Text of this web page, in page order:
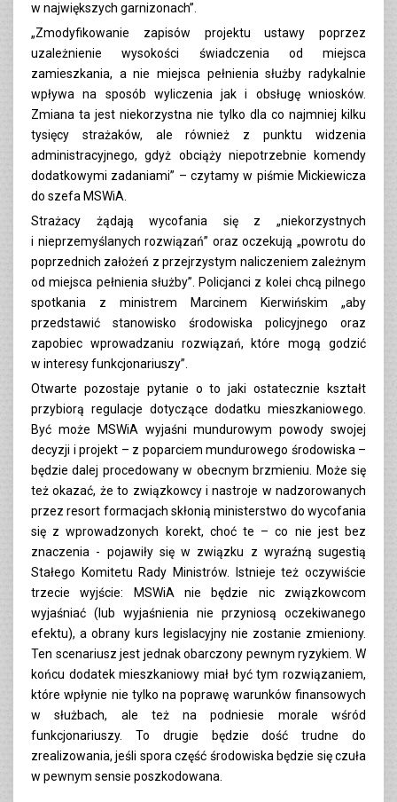
w największych garnizonach”.
„Zmodyfikowanie zapisów projektu ustawy poprzez
uzależnienie wysokości świadczenia od miejsca
zamieszkania, a nie miejsca pełnienia służby radykalnie
wpływa na sposób wyliczenia jak i obsługę wniosków.
Zmiana ta jest niekorzystna nie tylko dla co najmniej kilku
tysięcy strażaków, ale również z punktu widzenia
administracyjnego, gdyż obciąży niepotrzebnie komendy
dodatkowymi zadaniami” – czytamy w piśmie Mickiewicza
do szefa MSWiA.
Strażacy żądają wycofania się z „niekorzystnych
i nieprzemyślanych rozwiązań” oraz oczekują „powrotu do
poprzednich założeń z przejrzystym naliczeniem zależnym
od miejsca pełnienia służby”. Policjanci z kolei chcą pilnego
spotkania z ministrem Marcinem Kierwińskim „aby
przedstawić stanowisko środowiska policyjnego oraz
zapobiec wprowadzaniu rozwiązań, które mogą godzić
w interesy funkcjonariuszy”.
Otwarte pozostaje pytanie o to jaki ostatecznie kształt
przybiorą regulacje dotyczące dodatku mieszkaniowego.
Być może MSWiA wyjaśni mundurowym powody swojej
decyzji i projekt – z poparciem mundurowego środowiska –
będzie dalej procedowany w obecnym brzmieniu. Może się
też okazać, że to związkowcy i nastroje w nadzorowanych
przez resort formacjach skłonią ministerstwo do wycofania
się z wprowadzonych korekt, choć te – co nie jest bez
znaczenia - pojawiły się w związku z wyraźną sugestią
Stałego Komitetu Rady Ministrów. Istnieje też oczywiście
trzecie wyjście: MSWiA nie będzie nic związkowcom
wyjaśniać (lub wyjaśnienia nie przyniosą oczekiwanego
efektu), a obrany kurs legislacyjny nie zostanie zmieniony.
Ten scenariusz jest jednak obarczony pewnym ryzykiem. W
końcu dodatek mieszkaniowy miał być tym rozwiązaniem,
które wpłynie nie tylko na poprawę warunków finansowych
w służbach, ale też na podniesie morale wśród
funkcjonariuszy. To drugie będzie dość trudne do
zrealizowania, jeśli spora część środowiska będzie się czuła
w pewnym sensie poszkodowana.